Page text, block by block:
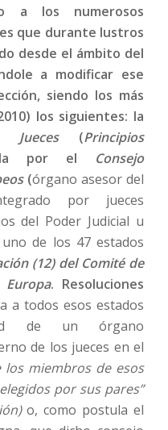
a los numerosos
que durante lustros
desde el ámbito del
a modificar ese
siendo los más
los siguientes: la
(Principios
por el Consejo
(órgano asesor del
por jueces
del Poder Judicial u
de los 47 estados
(12) del Comité de
. Resoluciones
a todos esos estados
de un órgano
de los jueces en el
los miembros de esos
por sus pares”
o, como postula el